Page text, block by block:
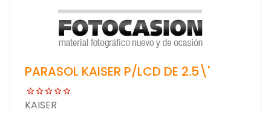
PARASOL KAISER P/LCD DE 2.5\'
KAISER